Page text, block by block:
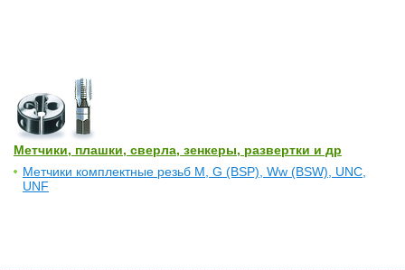
Метчики, плашки, сверла, зенкеры, развертки и др
Метчики комплектные резьб М, G (BSP), Ww (BSW), UNC,
UNF